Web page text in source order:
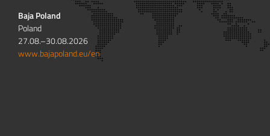
Baja Poland
Poland
27.08.–30.08.2026
www.bajapoland.eu/en